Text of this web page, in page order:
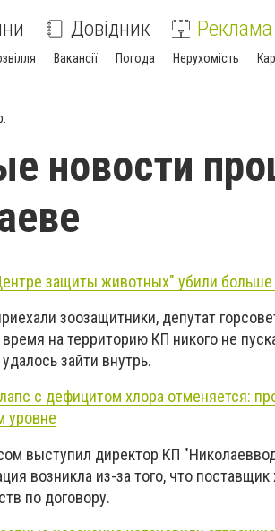
Довідник Реклама
Вакансії Погода Нерухомість
новости
защиты животных" убили
зоозащитники, депутат
на территорию КП никого не
зайти внутрь.
с дефицитом хлора отменяется:
уровне
выступил директор КП
возникла из-за того, что
по договору.